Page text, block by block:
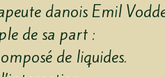
danois Emil
de sa part :
de liquides.